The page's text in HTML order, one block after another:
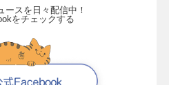
ースを日々配信中！
をチェックする